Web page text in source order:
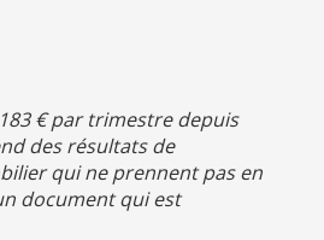
€ par trimestre depuis
des résultats de
qui ne prennent pas en
document qui est